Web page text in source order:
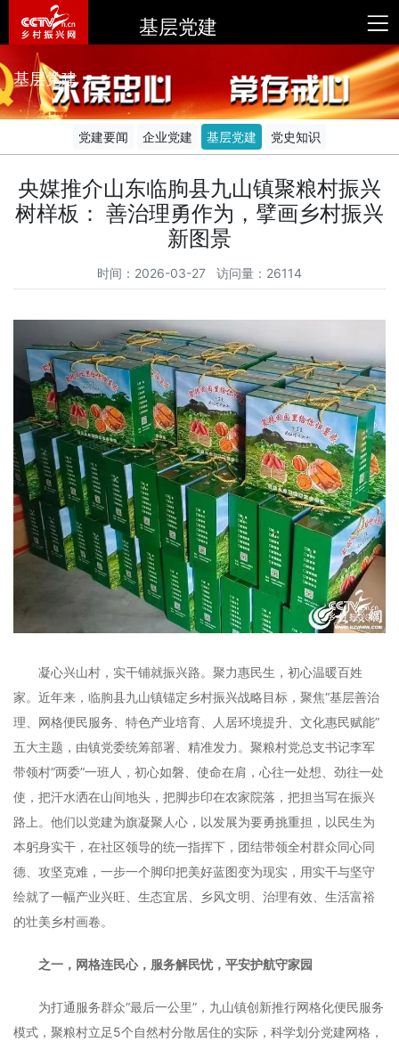
基层党建
基层党建
党建要闻 企业党建 基层党建 党史知识
央媒推介山东临朐县九山镇聚粮村振兴
树样板： 善治理勇作为，擘画乡村振兴
新图景
时间：2026-03-27 访问量：26114
凝心兴山村，实干铺就振兴路。聚力惠民生，初心温暖百姓
家。近年来，临朐县九山镇锚定乡村振兴战略目标，聚焦“基层善治
理、网格便民服务、特色产业培育、人居环境提升、文化惠民赋能”
五大主题，由镇党委统筹部署、精准发力。聚粮村党总支书记李军
带领村“两委”一班人，初心如磐、使命在肩，心往一处想、劲往一处
使，把汗水洒在山间地头，把脚步印在农家院落，把担当写在振兴
路上。他们以党建为旗凝聚人心，以发展为要勇挑重担，以民生为
本躬身实干，在社区领导的统一指挥下，团结带领全村群众同心同
德、攻坚克难，一步一个脚印把美好蓝图变为现实，用实干与坚守
绘就了一幅产业兴旺、生态宜居、乡风文明、治理有效、生活富裕
的壮美乡村画卷。
之一，网格连民心，服务解民忧，平安护航守家园
为打通服务群众“最后一公里”，九山镇创新推行网格化便民服务
模式，聚粮村立足5个自然村分散居住的实际，科学划分党建网格，